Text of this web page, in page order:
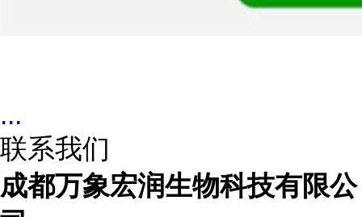
...
联系我们
成都万象宏润生物科技有限公